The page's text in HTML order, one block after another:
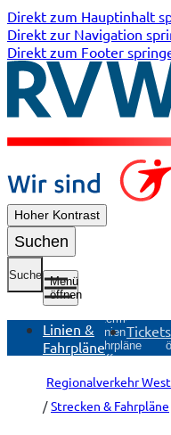
Direkt zum Hauptinhalt
Direkt zur Navigation
Direkt zum Footer
Hoher Kontrast
Suchen
Suche
Menü
öffnen
Linien &
Fahrpläne
Untermenü
Linien &
Fahrpläne
öffnen
Tickets
Regionalverkehr
Strecken & Fahrpläne